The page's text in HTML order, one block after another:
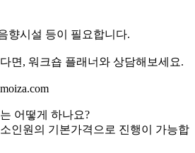
향시설 등이 필요합니다.
면, 워크숍 플래너와 상담해보세요.
어떻게 하나요?
인원의 기본가격으로 진행이 가능합